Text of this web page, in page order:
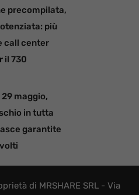
precompilata,
più
call center
il 730
maggio,
in tutta
garantite
di MRSHARE SRL - Via